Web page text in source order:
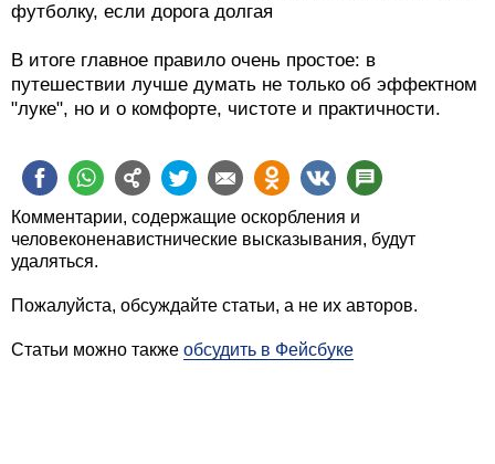
футболку, если дорога долгая
В итоге главное правило очень простое: в
путешествии лучше думать не только об эффектном
"луке", но и о комфорте, чистоте и практичности.
Комментарии, содержащие оскорбления и
человеконенавистнические высказывания, будут
удаляться.
Пожалуйста, обсуждайте статьи, а не их авторов.
Статьи можно также обсудить в Фейсбуке